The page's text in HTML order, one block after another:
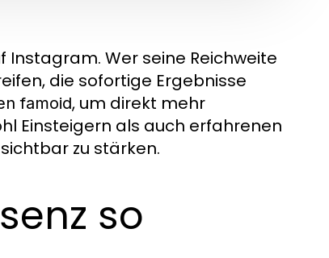
Wer seine Reichweite
die sofortige Ergebnisse
famoid, um direkt mehr
Einsteigern als auch erfahrenen
zu stärken.
so